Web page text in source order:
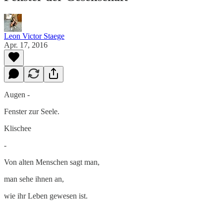
Leon Victor Staege
Apr. 17, 2016
Augen -
Fenster zur Seele.
Klischee
-
Von alten Menschen sagt man,
man sehe ihnen an,
wie ihr Leben gewesen ist.